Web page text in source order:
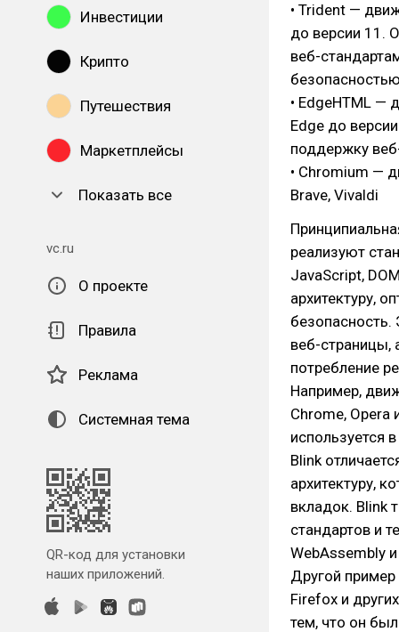
Инвестиции
Крипто
Путешествия
Маркетплейсы
Показать все
vc.ru
О проекте
Правила
Реклама
Системная тема
QR-код для установки
наших приложений.
• Trident —
до версии 11.
веб-
• EdgeHTML —
Edge до
поддержку
• Chromium —
Brave, Vivaldi
реализуют
JavaScript,
архитектуру,
безопасность.
веб-страницы,
потребление
Например,
Chrome, Opera
используется
Blink
архитектуру,
вкладок. Blink
стандартов и
WebAssembly
Другой
Firefox и
тем, что он